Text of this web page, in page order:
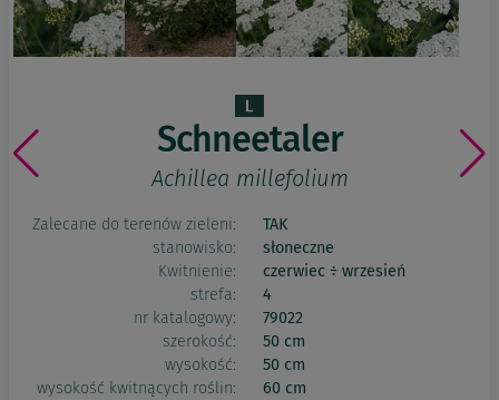
Schneetaler
Achillea millefolium
Zalecane do terenów zieleni:
TAK
stanowisko:
słoneczne
Kwitnienie:
czerwiec ÷ wrzesień
strefa:
4
nr katalogowy:
79022
szerokość:
50 cm
wysokość:
50 cm
wysokość kwitnących roślin:
60 cm